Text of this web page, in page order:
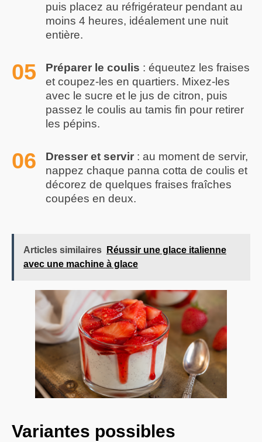
puis placez au réfrigérateur pendant au
moins 4 heures, idéalement une nuit
entière.
Préparer le coulis : équeutez les fraises
et coupez-les en quartiers. Mixez-les
avec le sucre et le jus de citron, puis
passez le coulis au tamis fin pour retirer
les pépins.
Dresser et servir : au moment de servir,
nappez chaque panna cotta de coulis et
décorez de quelques fraises fraîches
coupées en deux.
Articles similaires
Réussir une glace italienne
avec une machine à glace
Variantes possibles